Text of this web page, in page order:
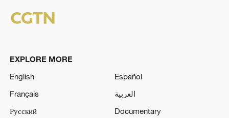
EXPLORE MORE
English
Español
Français
العربية
Русский
Documentary